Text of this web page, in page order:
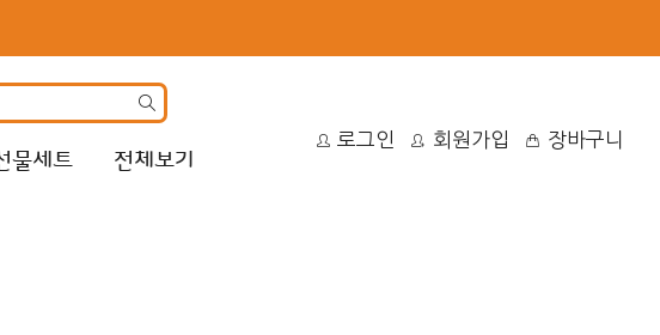
물세트 전체보기
로그인 회원가입 장바구니